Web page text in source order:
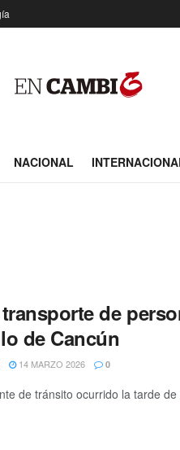
NACIONAL
de
de Cancún
14 MARZO 2026 0
de tránsito ocurrido la tarde